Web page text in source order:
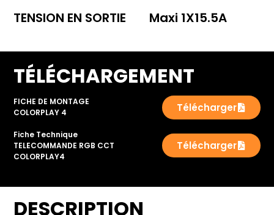
TENSION EN SORTIE
Maxi 1X15.5A
TÉLÉCHARGEMENT
FICHE DE MONTAGE
COLORPLAY 4
Télécharger
Fiche Technique
TELECOMMANDE RGB CCT
COLORPLAY4
Télécharger
DESCRIPTION